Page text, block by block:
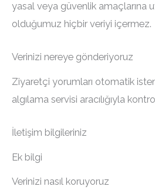
yasal veya güvenlik amaçlarına
olduğumuz hiçbir veriyi içermez.
Verinizi nereye gönderiyoruz
Ziyaretçi yorumları otomatik
algılama servisi aracılığıyla
İletişim bilgileriniz
Ek bilgi
Verinizi nasıl koruyoruz